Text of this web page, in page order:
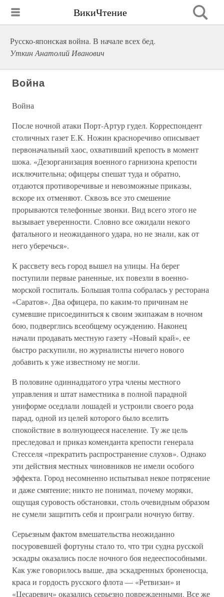
ВикиЧтение
Русско-японская война. В начале всех бед.
Уткин Анатолий Иванович
Война
Война
После ночной атаки Порт-Артур гудел. Корреспондент
столичных газет Е.К. Ножин красноречиво описывает
первоначальный хаос, охвативший крепость в момент
шока. «Дезорганизация военного гарнизона крепости
исключительна; офицеры спешат туда и обратно,
отдаются противоречивые и невозможные приказы,
вскоре их отменяют. Сквозь все это смешение
прорываются телефонные звонки. Вид всего этого не
вызывает уверенности. Словно все ожидали некого
фатального и неожиданного удара, но не знали, как от
него уберечься».
К рассвету весь город вышел на улицы. На берег
поступили первые раненные, их повезли в военно-
морской госпиталь. Большая толпа собралась у ресторана
«Саратов». Два офицера, по каким-то причинам не
сумевшие присоединиться к своим экипажам в ночном
бою, подверглись всеобщему осуждению. Наконец
начали продавать местную газету «Новый край», ее
быстро раскупили, но журналисты ничего нового
добавить к уже известному не могли.
В половине одиннадцатого утра члены местного
управления и штат наместника в полной парадной
униформе оседлали лошадей и устроили своего рода
парад, одной из целей которого было вселить
спокойствие в волнующееся население. Ту же цель
преследовал и приказ коменданта крепости генерала
Стесселя «прекратить распространение слухов». Однако
эти действия местных чиновников не имели особого
эффекта. Город несомненно испытывал некое потрясение
и даже смятение; никто не понимал, почему моряки,
ощущая суровость обстановки, столь очевидным образом
не сумели защитить себя и проиграли ночную битву.
Серьезным фактом вмешательства неожиданно
посуровевшей фортуны стало то, что три судна русской
эскадры оказались после ночного боя недееспособными.
Как уже говорилось выше, два эскадренных броненосца,
краса и гордость русского флота — «Ретвизан» и
«Цесаревич» оказались серьезно поврежденными. Все же